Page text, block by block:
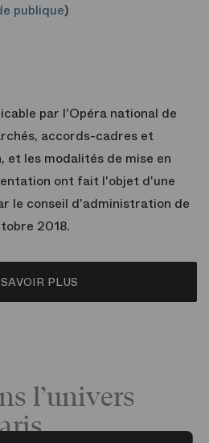
publique)
par l'Opéra national de
accords-cadres et
et les modalités de mise en
ont fait l'objet d'une
le conseil d'administration de
2018.
PLUS
l’univers